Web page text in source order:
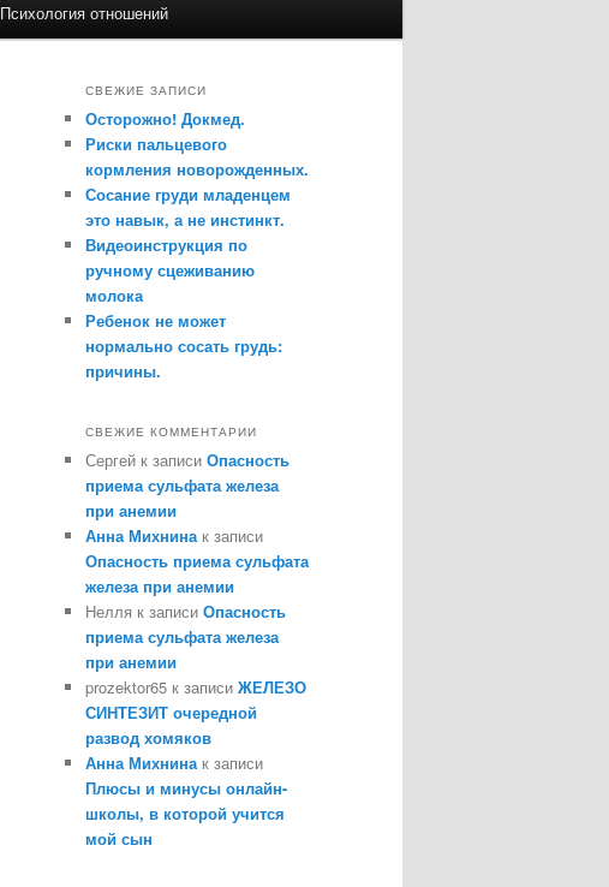
Психология отношений
СВЕЖИЕ ЗАПИСИ
Осторожно! Докмед.
Риски пальцевого
кормления новорожденных.
Сосание груди младенцем
это навык, а не инстинкт.
Видеоинструкция по
ручному сцеживанию
молока
Ребенок не может
нормально сосать грудь:
причины.
СВЕЖИЕ КОММЕНТАРИИ
Сергей к записи Опасность
приема сульфата железа
при анемии
Анна Михнина к записи
Опасность приема сульфата
железа при анемии
Нелля к записи Опасность
приема сульфата железа
при анемии
prozektor65 к записи ЖЕЛЕЗО
СИНТЕЗИТ очередной
развод хомяков
Анна Михнина к записи
Плюсы и минусы онлайн-
школы, в которой учится
мой сын